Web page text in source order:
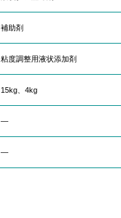
補助剤
粘度調整用液状添加剤
15kg、4kg
―
―